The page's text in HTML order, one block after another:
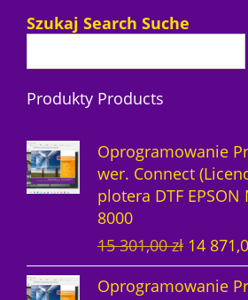
ó
k
y
k
w
d
u
t
ó
w
p
o
k
t
Szukaj Search Suche
Produkty Products
Oprogramowanie
wer. Connect
plotera DTF
8000
15 301,00zł P
i
e
14
Oprogramowanie